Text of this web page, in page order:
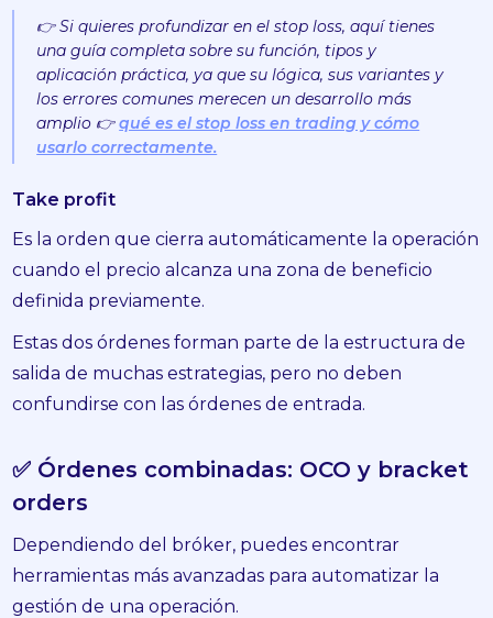
👉 Si quieres profundizar en el stop loss, aquí tienes
una guía completa sobre su función, tipos y
aplicación práctica, ya que su lógica, sus variantes y
los errores comunes merecen un desarrollo más
amplio 👉qué es el stop loss en trading y cómo
usarlo correctamente.
Take profit
Es la orden que cierra automáticamente la operación
cuando el precio alcanza una zona de beneficio
definida previamente.
Estas dos órdenes forman parte de la estructura de
salida de muchas estrategias, pero no deben
confundirse con las órdenes de entrada.
✅ Órdenes combinadas: OCO y bracket
orders
Dependiendo del bróker, puedes encontrar
herramientas más avanzadas para automatizar la
gestión de una operación.